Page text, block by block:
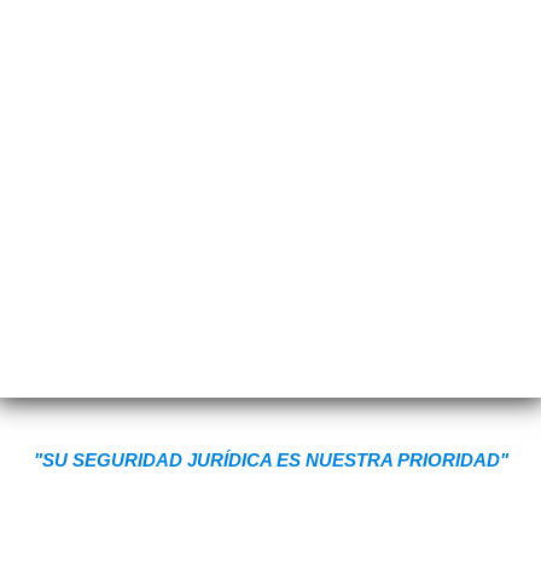
"SU SEGURIDAD JURÍDICA ES NUESTRA PRIORIDAD"